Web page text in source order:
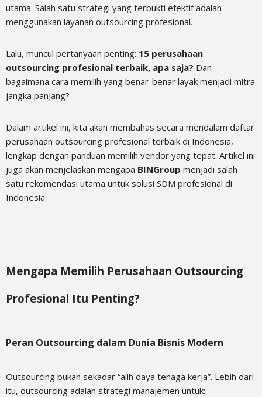
utama. Salah satu strategi yang terbukti efektif adalah
menggunakan layanan outsourcing profesional.
Lalu, muncul pertanyaan penting: 15 perusahaan
outsourcing profesional terbaik, apa saja? Dan
bagaimana cara memilih yang benar-benar layak menjadi mitra
jangka panjang?
Dalam artikel ini, kita akan membahas secara mendalam daftar
perusahaan outsourcing profesional terbaik di Indonesia,
lengkap dengan panduan memilih vendor yang tepat. Artikel ini
juga akan menjelaskan mengapa BINGroup menjadi salah
satu rekomendasi utama untuk solusi SDM profesional di
Indonesia.
Mengapa Memilih Perusahaan Outsourcing
Profesional Itu Penting?
Peran Outsourcing dalam Dunia Bisnis Modern
Outsourcing bukan sekadar “alih daya tenaga kerja”. Lebih dari
itu, outsourcing adalah strategi manajemen untuk: